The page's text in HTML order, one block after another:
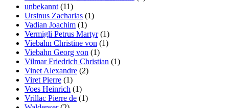
unbekannt (11)
Ursinus Zacharias (1)
Vadian Joachim (1)
Vermigli Petrus Martyr(1)
Viebahn Christine von (1)
Viebahn Georg von (1)
Vilmar Friedrich Christian (1)
Vinet Alexandre (2)
Viret Pierre (1)
Voes Heinrich (1)
Vrillac Pierre de (1)